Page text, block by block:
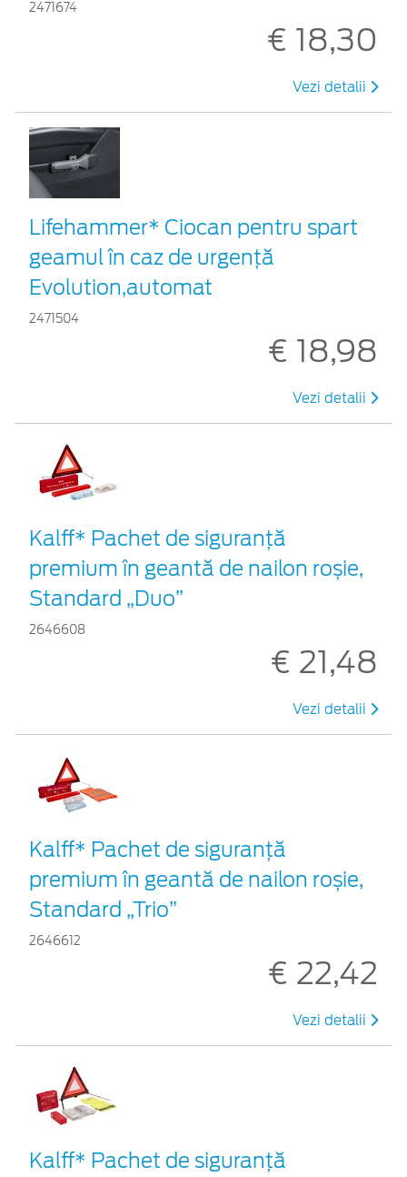
2471674
€ 18,30
Vezi detalii
Lifehammer* Ciocan pentru spart
geamul în caz de urgenţă
Evolution,automat
2471504
€ 18,98
Vezi detalii
Kalff* Pachet de siguranţă
premium în geantă de nailon roșie,
Standard „Duo”
2646608
€ 21,48
Vezi detalii
Kalff* Pachet de siguranţă
premium în geantă de nailon roșie,
Standard „Trio”
2646612
€ 22,42
Vezi detalii
Kalff* Pachet de siguranţă